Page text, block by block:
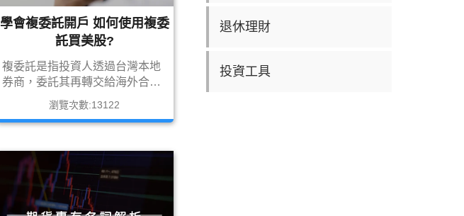
學會複委託開戶 如何使用複委
託買美股?
複委託是指投資人透過台灣本地
券商，委託其再轉交給海外合作
券商，買賣美股、港股、日股等
國外股票的交易方式，在台灣開
立複委託帳戶就能輕鬆投資全球
些耳熟能詳的公司，使用複委託
就可以很輕鬆的投資海外股票了!
瀏覽次數:13122
退休理財
投資工具